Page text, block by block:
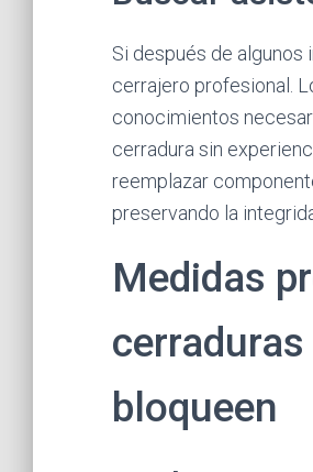
Si después de algunos
cerrajero profesional.
conocimientos
cerradura sin
reemplazar
preservando la
Medidas
bloqueen